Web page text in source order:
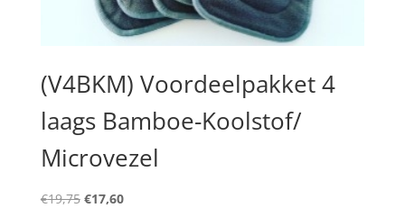
(V4BKM) Voordeelpakket 4
laags Bamboe-Koolstof/
Microvezel
€19,75 Oorspronkelijke
€17,60Huidige